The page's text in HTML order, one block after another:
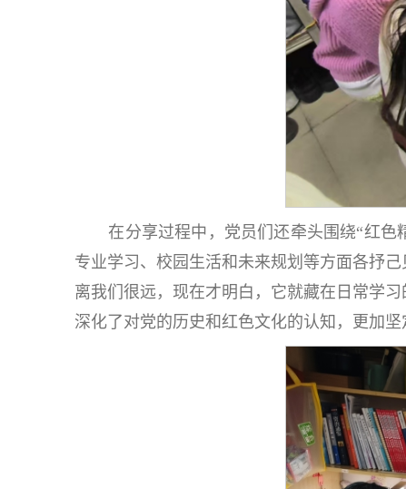
在分享过程中，党员们还牵头围绕“红
专业学习、校园生活和未来规划等方面各抒
离我们很远，现在才明白，它就藏在日常学
深化了对党的历史和红色文化的认知，更加坚